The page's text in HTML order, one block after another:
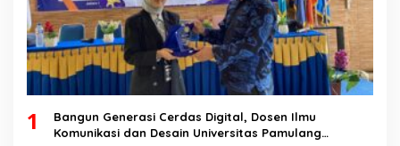
1
Bangun Generasi Cerdas Digital, Dosen Ilmu
Komunikasi dan Desain Universitas Pamulang